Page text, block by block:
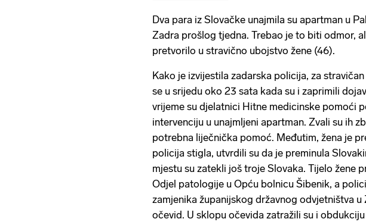
Dva para iz Slovačke unajmila su apartman u
Zadra prošlog tjedna. Trebao je to biti odmor,
pretvorilo u stravično ubojstvo žene (46).
Kako je izvijestila zadarska policija, za
se u srijedu oko 23 sata kada su i zaprimili
vrijeme su djelatnici Hitne medicinske pomoći
intervenciju u unajmljeni apartman. Zvali su ih
potrebna liječnička pomoć. Međutim, žena je
policija stigla, utvrdili su da je preminula
mjestu su zatekli još troje Slovaka. Tijelo žene
Odjel patologije u Opću bolnicu Šibenik, a
zamjenika županijskog državnog odvjetništva u
očevid. U sklopu očevida zatražili su i